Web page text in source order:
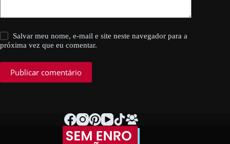
Salvar meu nome, e-mail e site neste navegador para a
próxima vez que eu comentar.
Publicar comentário